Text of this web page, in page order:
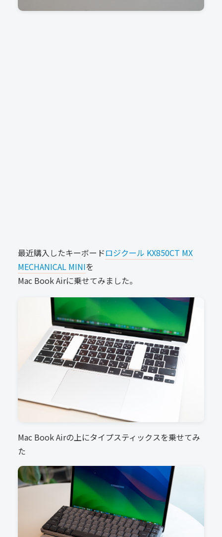
最近購入したキーボードロジクール KX850CT MX
MECHANICAL MINIを
Mac Book Airに乗せてみました。
Mac Book Airの上にタイプスティックスを乗せてみ
た